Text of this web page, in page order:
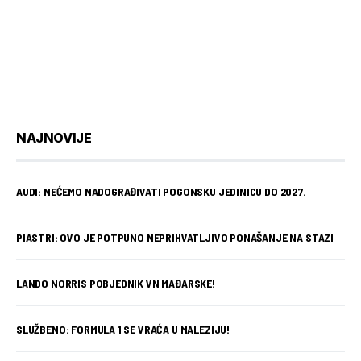
NAJNOVIJE
AUDI: NEĆEMO NADOGRAĐIVATI POGONSKU JEDINICU DO 2027.
PIASTRI: OVO JE POTPUNO NEPRIHVATLJIVO PONAŠANJE NA STAZI
LANDO NORRIS POBJEDNIK VN MAĐARSKE!
SLUŽBENO: FORMULA 1 SE VRAĆA U MALEZIJU!